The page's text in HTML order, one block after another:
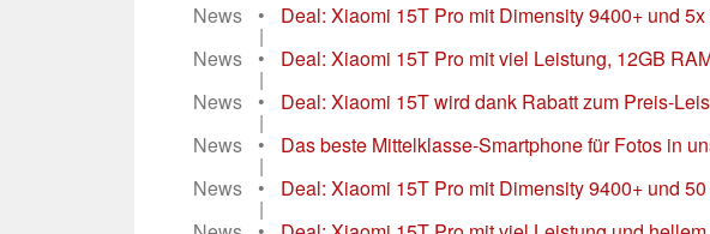
News
• Deal: Xiaomi 15T Pro mit Dimensity 9400+ und
|
News
• Deal: Xiaomi 15T Pro mit viel Leistung, 12GB
|
News
• Deal: Xiaomi 15T wird dank Rabatt zum Preis-
|
News
• Das beste Mittelklasse-Smartphone für Fotos in
|
News
• Deal: Xiaomi 15T Pro mit Dimensity 9400+ und
|